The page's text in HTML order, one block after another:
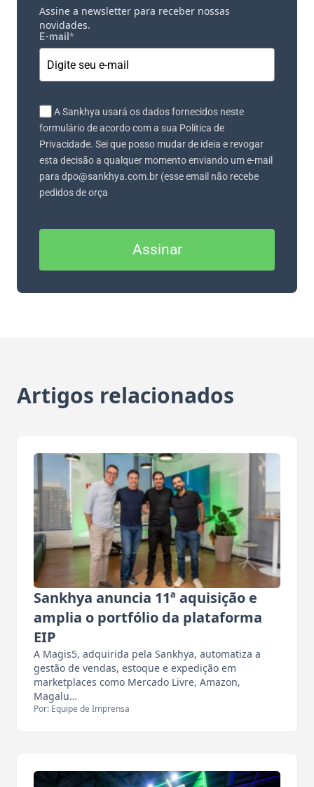
Assine a newsletter para receber nossas
novidades.
E-mail *
A Sankhya usará os dados fornecidos neste
formulário de acordo com a sua Política de
Privacidade. Sei que posso mudar de ideia e revogar
esta decisão a qualquer momento enviando um e-mail
para dpo@sankhya.com.br (esse email não recebe
pedidos de orça
Assinar
Artigos relacionados
Sankhya anuncia 11ª aquisição e
amplia o portfólio da plataforma
EIP
A Magis5, adquirida pela Sankhya, automatiza a
gestão de vendas, estoque e expedição em
marketplaces como Mercado Livre, Amazon,
Magalu…
Por: Equipe de Imprensa